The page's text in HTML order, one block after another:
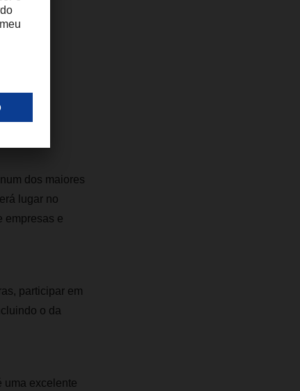
quer
dos maiores
lugar no
empresas e
participar em
o da
uma excelente